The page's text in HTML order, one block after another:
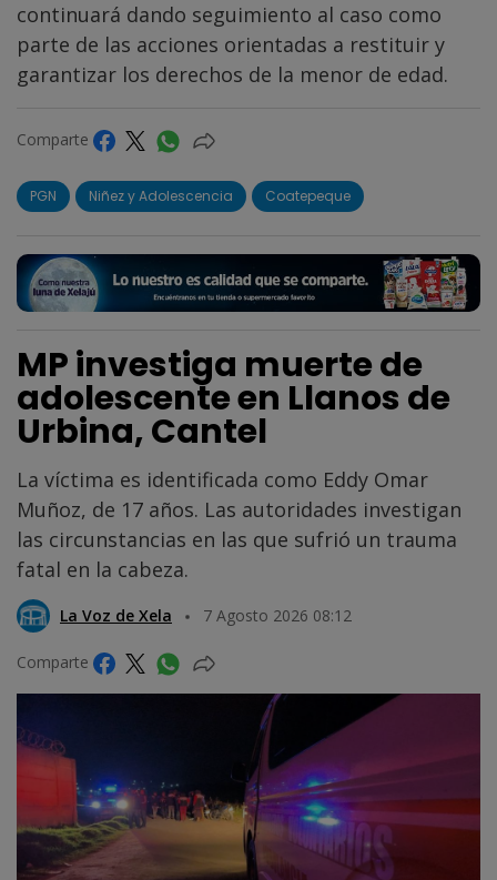
continuará dando seguimiento al caso como
parte de las acciones orientadas a restituir y
garantizar los derechos de la menor de edad.
Comparte
PGN Niñez y Adolescencia Coatepeque
MP investiga muerte de
adolescente en Llanos de
Urbina, Cantel
La víctima es identificada como Eddy Omar
Muñoz, de 17 años. Las autoridades investigan
las circunstancias en las que sufrió un trauma
fatal en la cabeza.
La Voz de Xela 7 Agosto 2026 08:12
Comparte